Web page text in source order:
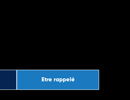
Etre rappelé